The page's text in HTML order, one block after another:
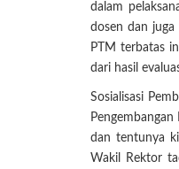
dalam
dosen dan
PTM terbatas
dari hasil
Sosialisasi
dan tentunya
Wakil Rektor